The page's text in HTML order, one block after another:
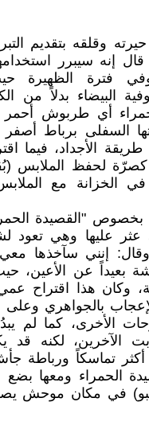
وقلقه بتقديم
قال إنه سيبرر
وفي فترة الظهيرة
البيضاء بدلاً من
أي طربوش
السفلى برباط أصفر
الأجداد، فيما
كصرّة لحفظ الملابس
في الخزانة مع
بخصوص "القصيدة
عثر عليها وهي تعود
إنني سآخذها
بعيداً عن الأعين،
وكان هذا اقتراح
بالجواهري وعلى
الأخرى، كما لم
الآخرين، لكنه قد
أكثر تماسكاً ورباطة
الحمراء ومعها
في مكان موحش